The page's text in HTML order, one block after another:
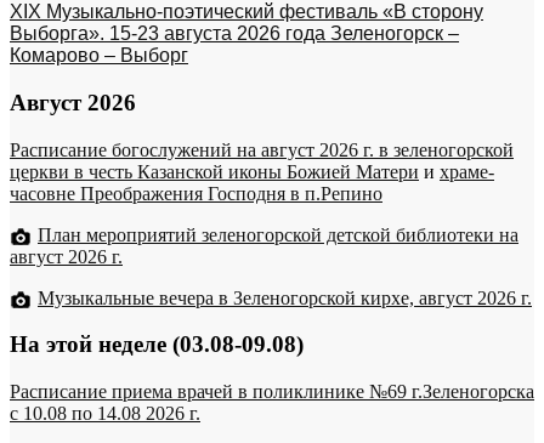
XIX Музыкально-поэтический фестиваль «В сторону
Выборга». 15-23 августа 2026 года Зеленогорск –
Комарово – Выборг
Август 2026
Расписание богослужений на август 2026 г. в зеленогорской
церкви в честь Казанской иконы Божией Матери и храме-
часовне Преображения Господня в п.Репино
План мероприятий зеленогорской детской библиотеки на
август 2026 г.
Музыкальные вечера в Зеленогорской кирхе, август 2026 г.
На этой неделе (03.08-09.08)
Расписание приема врачей в поликлинике №69 г.Зеленогорска
c 10.08 по 14.08 2026 г.